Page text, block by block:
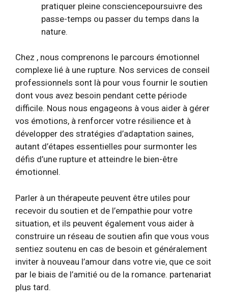
pratiquer pleine consciencepoursuivre des
passe-temps ou passer du temps dans la
nature.
Chez , nous comprenons le parcours émotionnel
complexe lié à une rupture. Nos services de conseil
professionnels sont là pour vous fournir le soutien
dont vous avez besoin pendant cette période
difficile. Nous nous engageons à vous aider à gérer
vos émotions, à renforcer votre résilience et à
développer des stratégies d’adaptation saines,
autant d’étapes essentielles pour surmonter les
défis d’une rupture et atteindre le bien-être
émotionnel.
Parler à un thérapeute peuvent être utiles pour
recevoir du soutien et de l’empathie pour votre
situation, et ils peuvent également vous aider à
construire un réseau de soutien afin que vous vous
sentiez soutenu en cas de besoin et généralement
inviter à nouveau l’amour dans votre vie, que ce soit
par le biais de l’amitié ou de la romance. partenariat
plus tard.